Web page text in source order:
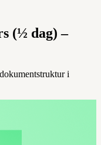
(½ dag) –
i